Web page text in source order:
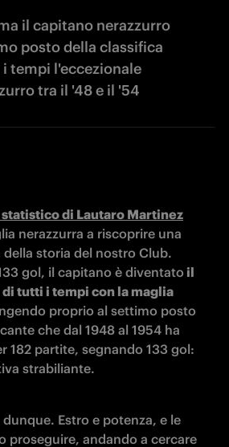
il capitano nerazzurro
posto della classifica
tempi l'eccezionale
tra il '48 e il '54
di Lautaro Martinez
nerazzurra a riscoprire una
storia del nostro Club.
gol, il capitano è diventato il
tutti i tempi con la maglia
che dal 1948 al 1954 ha
182 partite, segnando 133 gol:
strabiliante.
Estro e potenza, e le
proseguire, andando a cercare